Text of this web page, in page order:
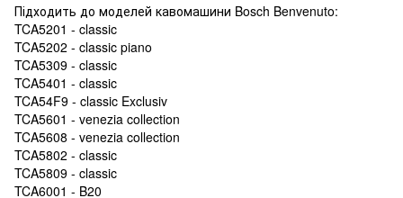
Підходить до моделей кавомашини Bosch Benvenuto:
TCA5201 - classic
TCA5202 - classic piano
TCA5309 - classic
TCA5401 - classic
TCA54F9 - classic Exclusiv
TCA5601 - venezia collection
TCA5608 - venezia collection
TCA5802 - classic
TCA5809 - classic
TCA6001 - B20